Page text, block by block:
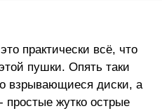
практически всё, что
пушки. Опять таки
взрывающиеся диски, а
простые жутко острые